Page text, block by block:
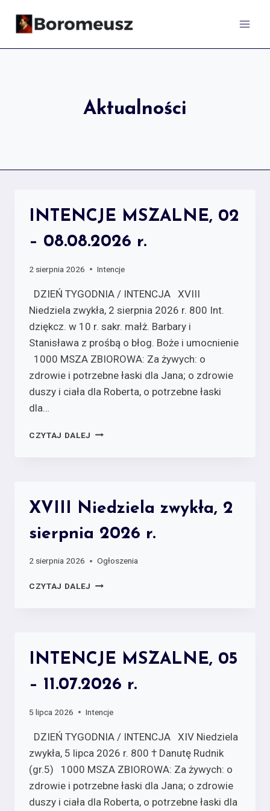
Aktualności
INTENCJE MSZALNE, 02
– 08.08.2026 r.
2 sierpnia 2026 Intencje
DZIEŃ TYGODNIA / INTENCJA XVIII
Niedziela zwykła, 2 sierpnia 2026 r. 800 Int.
dziękcz. w 10 r. sakr. małż. Barbary i
Stanisława z prośbą o błog. Boże i umocnienie
1000 MSZA ZBIOROWA: Za żywych:­ o
zdrowie i potrzebne łaski dla Jana; o zdrowie
duszy i ciała dla Roberta, o potrzebne łaski
dla…
CZYTAJ DALEJ
XVIII Niedziela zwykła, 2
sierpnia 2026 r.
2 sierpnia 2026 Ogłoszenia
CZYTAJ DALEJ
INTENCJE MSZALNE, 05
– 11.07.2026 r.
5 lipca 2026 Intencje
DZIEŃ TYGODNIA / INTENCJA XIV Niedziela
zwykła, 5 lipca 2026 r. 800 † Danutę Rudnik
(gr.5) 1000 MSZA ZBIOROWA: Za żywych:­ o
zdrowie i potrzebne łaski dla Jana; o zdrowie
duszy i ciała dla Roberta, o potrzebne łaski dla